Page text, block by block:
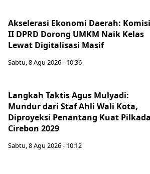
Akselerasi Ekonomi Daerah: Komisi
II DPRD Dorong UMKM Naik Kelas
Lewat Digitalisasi Masif
Sabtu, 8 Agu 2026 - 10:36
Langkah Taktis Agus Mulyadi:
Mundur dari Staf Ahli Wali Kota,
Diproyeksi Penantang Kuat Pilkada
Cirebon 2029
Sabtu, 8 Agu 2026 - 10:12